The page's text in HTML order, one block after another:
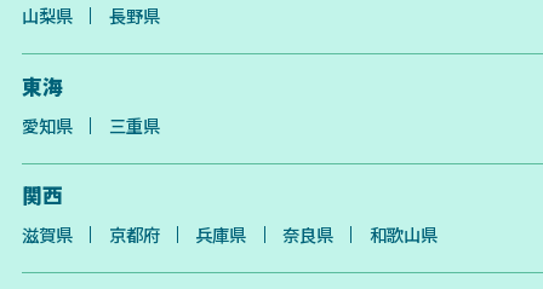
山梨県 長野県
東海
愛知県 三重県
関西
滋賀県 京都府 兵庫県 奈良県 和歌山県